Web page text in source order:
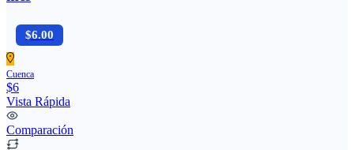
$6.00
Cuenca
$6
Vista Rápida
Comparación